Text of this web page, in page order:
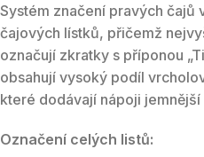
Systém značení pravých čajů
čajových lístků, přičemž
označují zkratky s příponou
obsahují vysoký podíl
které dodávají nápoji jemnější
Označení celých listů: